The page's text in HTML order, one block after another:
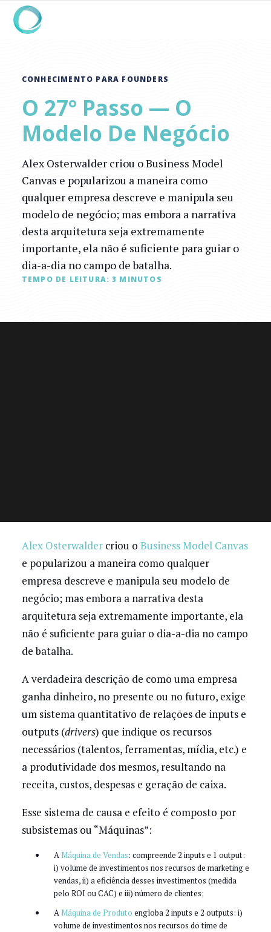
CONHECIMENTO PARA FOUNDERS
O 27° Passo — O
Modelo De Negócio
Alex Osterwalder criou o Business Model
Canvas e popularizou a maneira como
qualquer empresa descreve e manipula seu
modelo de negócio; mas embora a narrativa
desta arquitetura seja extremamente
importante, ela não é suficiente para guiar o
dia-a-dia no campo de batalha.
TEMPO DE LEITURA: 3 MINUTOS
Alex Osterwaldercriou o Business Model Canvas
e popularizou a maneira como qualquer
empresa descreve e manipula seu modelo de
negócio; mas embora a narrativa desta
arquitetura seja extremamente importante, ela
não é suficiente para guiar o dia-a-dia no campo
de batalha.
A verdadeira descrição de como uma empresa
ganha dinheiro, no presente ou no futuro, exige
um sistema quantitativo de relações de inputs e
outputs (drivers) que indique os recursos
necessários (talentos, ferramentas, mídia, etc.) e
a produtividade dos mesmos, resultando na
receita, custos, despesas e geração de caixa.
Esse sistema de causa e efeito é composto por
subsistemas ou “Máquinas”:
A Máquina de Vendas: compreende 2 inputs e 1 output:
i) volume de investimentos nos recursos de marketing e
vendas, ii) a eficiência desses investimentos (medida
pelo ROI ou CAC) e iii) número de clientes;
A Máquina de Produto engloba 2 inputs e 2 outputs: i)
volume de investimentos nos recursos do time de